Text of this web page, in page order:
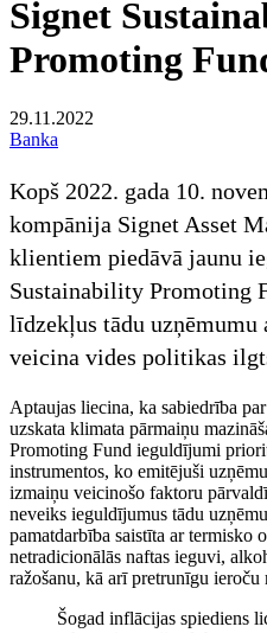
Signet
Promoting
29.11.2022
Banka
Kopš 2022. gada 10.
kompānija Signet Asset
klientiem piedāvā jaunu
Sustainability Promoting
līdzekļus tādu uzņēmumu
veicina vides politikas
Aptaujas liecina, ka sabiedrība
uzskata klimata pārmaiņu
Promoting Fund ieguldījumi
instrumentos, ko emitējuši
izmaiņu veicinošo faktoru
neveiks ieguldījumus tādu
pamatdarbība saistīta ar termisko
netradicionālās naftas ieguvi,
ražošanu, kā arī pretrunīgu ieroču
Šogad inflācijas spiediens